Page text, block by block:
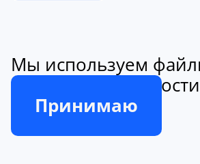
Мы используем
Принимаю